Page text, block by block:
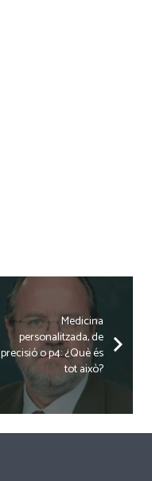
Medicina
personalitzada, de
precisió o p4: ¿Què és
tot això?